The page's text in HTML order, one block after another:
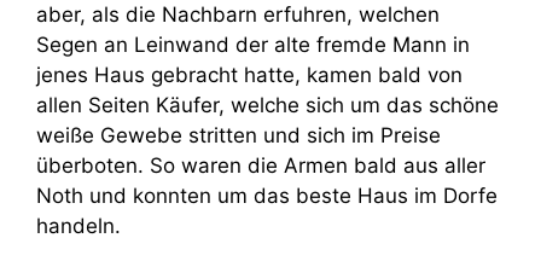
aber, als die Nachbarn erfuhren, welchen
Segen an Leinwand der alte fremde Mann in
jenes Haus gebracht hatte, kamen bald von
allen Seiten Käufer, welche sich um das schöne
weiße Gewebe stritten und sich im Preise
überboten. So waren die Armen bald aus aller
Noth und konnten um das beste Haus im Dorfe
handeln.